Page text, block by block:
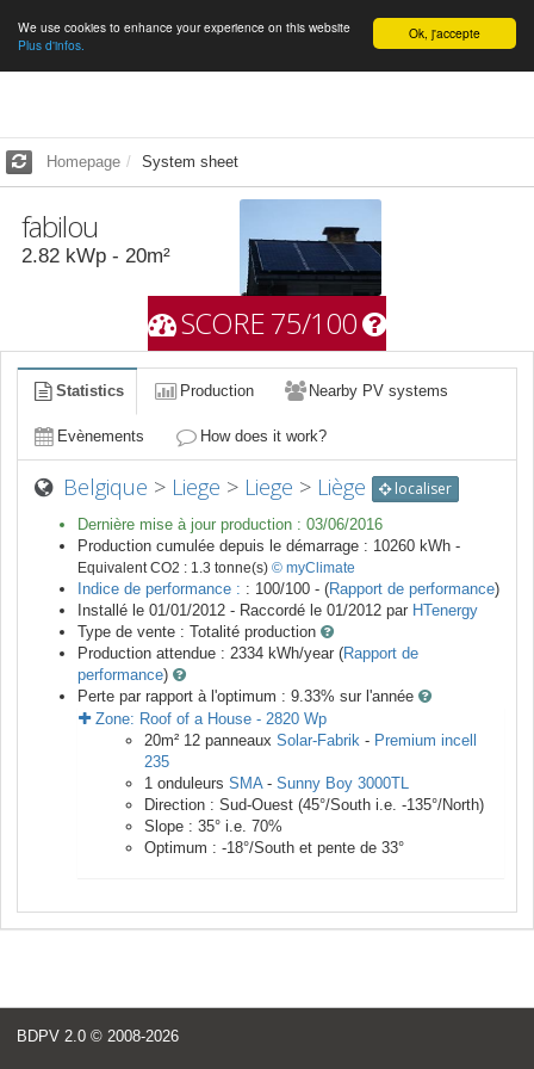
English Ok, j'accepte
We use cookies to enhance your experience on this website
Plus d'infos.
Homepage System sheet
fabilou
2.82 kWp - 20m²
SCORE 75/100
Statistics Production Nearby PV systems
Evènements How does it work?
Belgique > Liege > Liege > Liège localiser
Dernière mise à jour production : 03/06/2016
Production cumulée depuis le démarrage : 10260 kWh -
Equivalent CO2 : 1.3 tonne(s) © myClimate
Indice de performance : : 100/100 - (Rapport de performance)
Installé le 01/01/2012 - Raccordé le 01/2012 par HTenergy
Type de vente : Totalité production
Production attendue : 2334 kWh/year (Rapport de
performance)
Perte par rapport à l'optimum : 9.33% sur l'année
Zone: Roof of a House - 2820 Wp
20m² 12 panneaux Solar-Fabrik - Premium incell
235
1 onduleurs SMA- Sunny Boy 3000TL
Direction : Sud-Ouest (45°/South i.e. -135°/North)
Slope : 35° i.e. 70%
Optimum : -18°/South et pente de 33°
BDPV 2.0 © 2008-2026